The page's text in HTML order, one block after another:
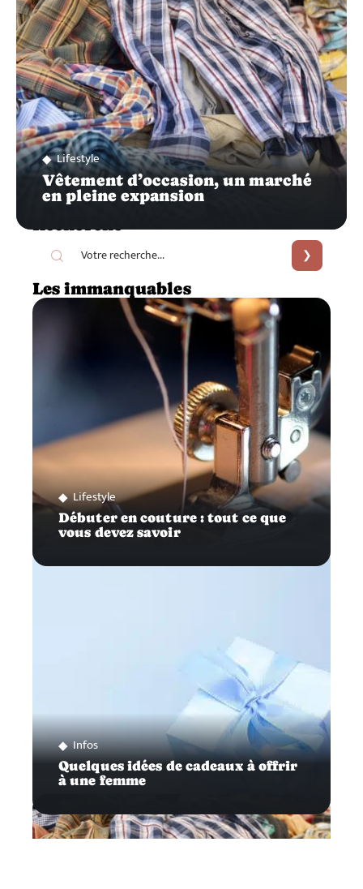
Lifestyle
Vêtement d’occasion, un marché
en pleine expansion
Recherche
Les immanquables
Lifestyle
Débuter en couture : tout ce que
vous devez savoir
Infos
Quelques idées de cadeaux à offrir
à une femme